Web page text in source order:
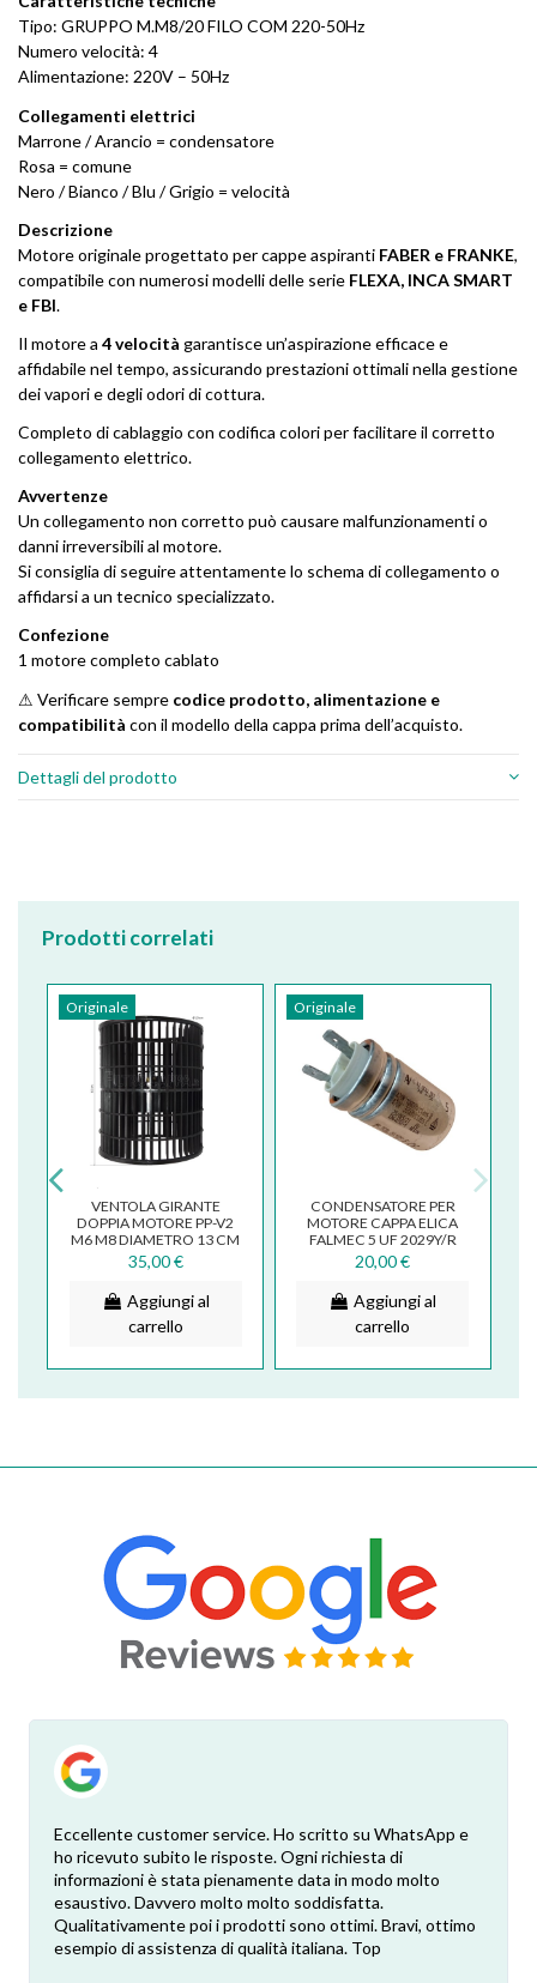
Tipo: GRUPPO M.M8/20 FILO COM 220-50Hz
Numero velocità: 4
Alimentazione: 220V – 50Hz
Collegamenti elettrici
Marrone / Arancio = condensatore
Rosa = comune
Nero / Bianco / Blu / Grigio = velocità
Descrizione
Motore originale progettato per cappe aspiranti FABER e FRANKE,
compatibile con numerosi modelli delle serie FLEXA, INCA SMART
e FBI.
Il motore a 4 velocità garantisce un’aspirazione efficace e
affidabile nel tempo, assicurando prestazioni ottimali nella gestione
dei vapori e degli odori di cottura.
Completo di cablaggio con codifica colori per facilitare il corretto
collegamento elettrico.
Avvertenze
Un collegamento non corretto può causare malfunzionamenti o
danni irreversibili al motore.
Si consiglia di seguire attentamente lo schema di collegamento o
affidarsi a un tecnico specializzato.
Confezione
1 motore completo cablato
⚠ Verificare sempre codice prodotto, alimentazione e
compatibilità con il modello della cappa prima dell’acquisto.
Dettagli del prodotto
Prodotti correlati
Originale
VENTOLA GIRANTE
DOPPIA MOTORE PP-V2
M6 M8 DIAMETRO 13 CM
FABER FRANKE SMEG
4120755
35,00 €
Aggiungi al
carrello
Originale
CONDENSATORE PER
MOTORE CAPPA ELICA
FALMEC 5 UF 2029Y/R
20,00 €
Aggiungi al
carrello
Eccellente customer service. Ho scritto su WhatsApp e
ho ricevuto subito le risposte. Ogni richiesta di
informazioni è stata pienamente data in modo molto
esaustivo. Davvero molto molto soddisfatta.
Qualitativamente poi i prodotti sono ottimi. Bravi, ottimo
esempio di assistenza di qualità italiana. Top